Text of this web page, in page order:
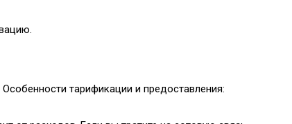
тарификации и предоставления: